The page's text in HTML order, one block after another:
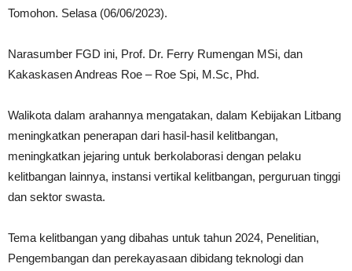
Tomohon. Selasa (06/06/2023).
Narasumber FGD ini, Prof. Dr. Ferry Rumengan MSi, dan
Kakaskasen Andreas Roe – Roe Spi, M.Sc, Phd.
Walikota dalam arahannya mengatakan, dalam Kebijakan Litbang
meningkatkan penerapan dari hasil-hasil kelitbangan,
meningkatkan jejaring untuk berkolaborasi dengan pelaku
kelitbangan lainnya, instansi vertikal kelitbangan, perguruan tinggi
dan sektor swasta.
Tema kelitbangan yang dibahas untuk tahun 2024, Penelitian,
Pengembangan dan perekayasaan dibidang teknologi dan